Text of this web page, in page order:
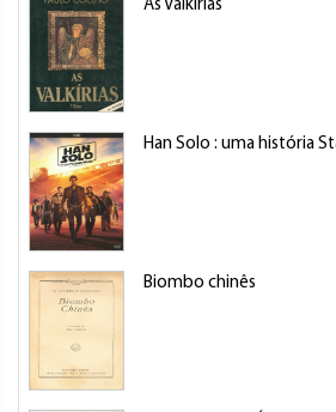
As Valkírias
Han Solo : uma história
Biombo chinês